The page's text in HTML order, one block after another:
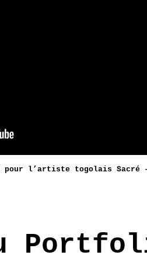
pour l’artiste togolais Sacré